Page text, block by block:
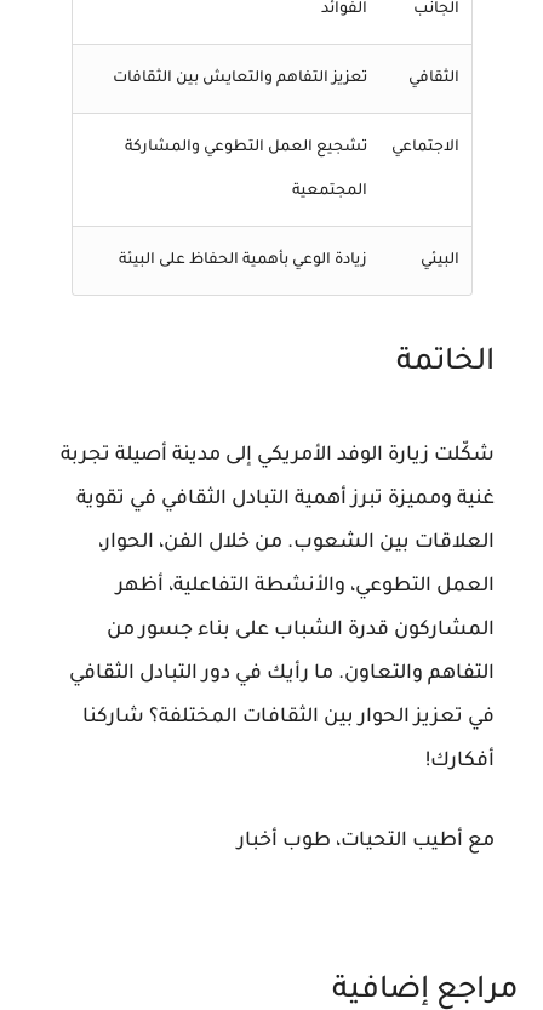
الجانب الفوائد
الثقافي تعزيز التفاهم والتعايش بين الثقافات
الاجتماعي تشجيع العمل التطوعي والمشاركة
المجتمعية
البيئي زيادة الوعي بأهمية الحفاظ على البيئة
الخاتمة
شكّلت زيارة الوفد الأمريكي إلى مدينة أصيلة تجربة
غنية ومميزة تبرز أهمية التبادل الثقافي في تقوية
العلاقات بين الشعوب. من خلال الفن، الحوار،
العمل التطوعي، والأنشطة التفاعلية، أظهر
المشاركون قدرة الشباب على بناء جسور من
التفاهم والتعاون. ما رأيك في دور التبادل الثقافي
في تعزيز الحوار بين الثقافات المختلفة؟ شاركنا
أفكارك!
مع أطيب التحيات، طوب أخبار
مراجع إضافية